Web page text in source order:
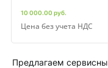
10 000.00 руб.
Цена без учета НДС
Предлагаем